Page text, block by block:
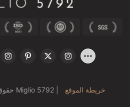
حقوق الطبع والنشر © 2025 Miglio 5792 | خريطة الموقع